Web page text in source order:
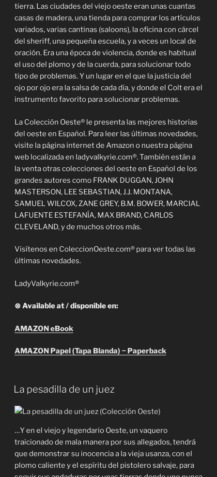
tierra. Las ciudades del viejo oeste eran unas cuantas
casas de madera, una tienda para comprar los artículos
variados, varias cantinas (saloons), la oficina con cárcel
del sheriff, una pequeña escuela, y a veces un local de
oración. Era una época de violencia, donde es habitual
el uso del plomo y de la cuerda, para solucionar todo
tipo de problemas. Y un lugar en el que la justicia del
ojo por ojo era la salsa de cada día, y donde el Colt era el
instrumento favorito para solucionar problemas.
La Colección Oeste® le presenta las mejores historias
del oeste en Español. Para leer las últimas novedades,
visite la página internet de Amazon o nuestra página
web localizada en ladyvalkyrie.com®. También están a
la venta otras colecciones del oeste en Español de los
grandes autores como FRANK DUGGAN, JOHN
MASTERSON, LEE SEBASTIAN, J.J. MONTANA,
SAMUEL WILCOX, ZANE GREY, B.M. BOWER, MARCIAL
LAFUENTE ESTEFANÍA, MAX BRAND, CARLOS
CLEVELAND, y de muchos otros más.
Visítenos en ColeccionOeste.com® para ver todas las
últimas novedades.
LadyValkyrie.com®
⊗ Available at / disponible en:
AMAZON eBook
AMAZON Papel (Tapa Blanda) ~ Paperback
La pesadilla de un juez
…Y en el viejo y legendario Oeste, un vaquero
traicionado de mala manera por sus allegados, tendrá
que demonstrar su inocencia a la vieja usanza, con el
plomo caliente y el espíritu del pistolero salvaje, para